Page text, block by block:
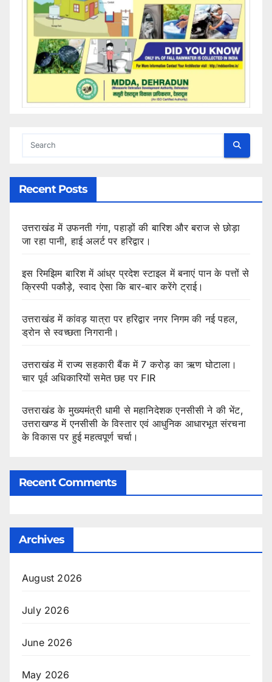
Recent Posts
उत्तराखंड में उफनती गंगा, पहाड़ों की बारिश और बराज से छोड़ा
जा रहा पानी, हाई अलर्ट पर हरिद्वार।
इस रिमझिम बारिश में आंध्र प्रदेश स्टाइल में बनाएं पान के पत्तों से
क्रिस्पी पकौड़े, स्वाद ऐसा कि बार-बार करेंगे ट्राई।
उत्तराखंड में कांवड़ यात्रा पर हरिद्वार नगर निगम की नई पहल,
ड्रोन से स्वच्छता निगरानी।
उत्तराखंड में राज्य सहकारी बैंक में 7 करोड़ का ऋण घोटाला।
चार पूर्व अधिकारियों समेत छह पर FIR
उत्तराखंड के मुख्यमंत्री धामी से महानिदेशक एनसीसी ने की भेंट,
उत्तराखण्ड में एनसीसी के विस्तार एवं आधुनिक आधारभूत संरचना
के विकास पर हुई महत्वपूर्ण चर्चा।
Recent Comments
Archives
August 2026
July 2026
June 2026
May 2026